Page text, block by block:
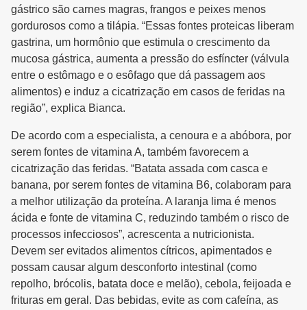
gástrico são carnes magras, frangos e peixes menos
gordurosos como a tilápia. “Essas fontes proteicas liberam
gastrina, um hormônio que estimula o crescimento da
mucosa gástrica, aumenta a pressão do esfíncter (válvula
entre o estômago e o esôfago que dá passagem aos
alimentos) e induz a cicatrização em casos de feridas na
região”, explica Bianca.
De acordo com a especialista, a cenoura e a abóbora, por
serem fontes de vitamina A, também favorecem a
cicatrização das feridas. “Batata assada com casca e
banana, por serem fontes de vitamina B6, colaboram para
a melhor utilização da proteína. A laranja lima é menos
ácida e fonte de vitamina C, reduzindo também o risco de
processos infecciosos”, acrescenta a nutricionista.
Devem ser evitados alimentos cítricos, apimentados e
possam causar algum desconforto intestinal (como
repolho, brócolis, batata doce e melão), cebola, feijoada e
frituras em geral. Das bebidas, evite as com cafeína, as